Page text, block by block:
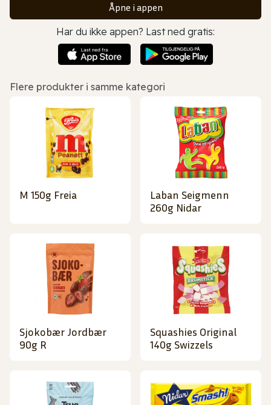
Åpne i appen
Har du ikke appen? Last ned gratis:
Flere produkter i samme kategori
M 150g Freia
Laban Seigmenn
260g Nidar
Sjokobær Jordbær
90g R
Squashies Original
140g Swizzels